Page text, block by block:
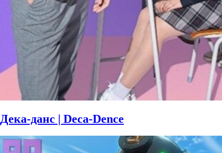
Дека-данс | Deca-Dence